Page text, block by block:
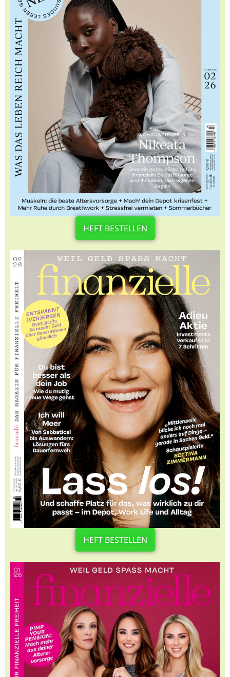
HEFT BESTELLEN
HEFT BESTELLEN